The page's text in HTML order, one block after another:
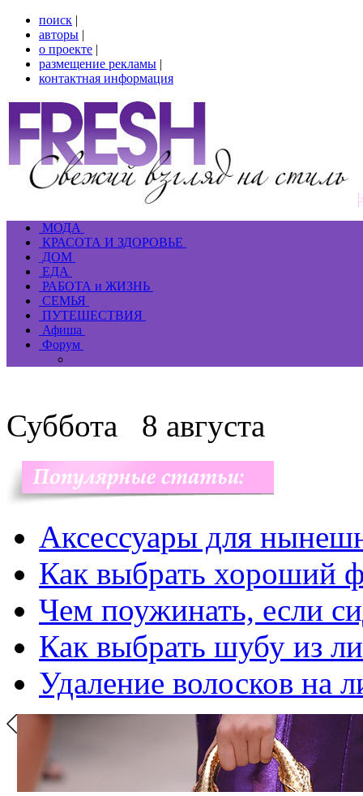
поиск |
авторы |
о проекте |
размещение рекламы |
контактная информация
МОДА
КРАСОТА И ЗДОРОВЬЕ
ДОМ
ЕДА
РАБОТА и ЖИЗНЬ
СЕМЬЯ
ПУТЕШЕСТВИЯ
Афиша
Форум
Суббота 8 августа
Аксессуары для
Как выбрать хороший
Чем поужинать, если
Как выбрать шубу из
Удаление волосков на